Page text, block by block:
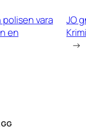
polisen vara
en
JO
→